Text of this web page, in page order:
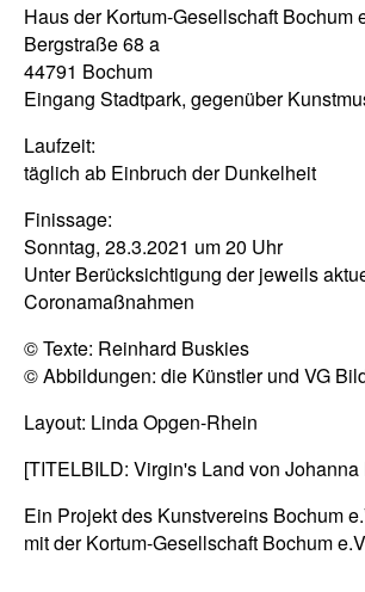
Haus der Kortum-Gesellschaft Bochum
Bergstraße 68 a
44791 Bochum
Eingang Stadtpark, gegenüber
Laufzeit:
täglich ab Einbruch der Dunkelheit
Finissage:
Sonntag, 28.3.2021 um 20 Uhr
Unter Berücksichtigung der jeweils
Coronamaßnahmen
© Texte: Reinhard Buskies
© Abbildungen: die Künstler und VG
Layout: Linda Opgen-Rhein
[TITELBILD: Virgin's Land von
Ein Projekt des Kunstvereins Bochum
mit der Kortum-Gesellschaft Bochum